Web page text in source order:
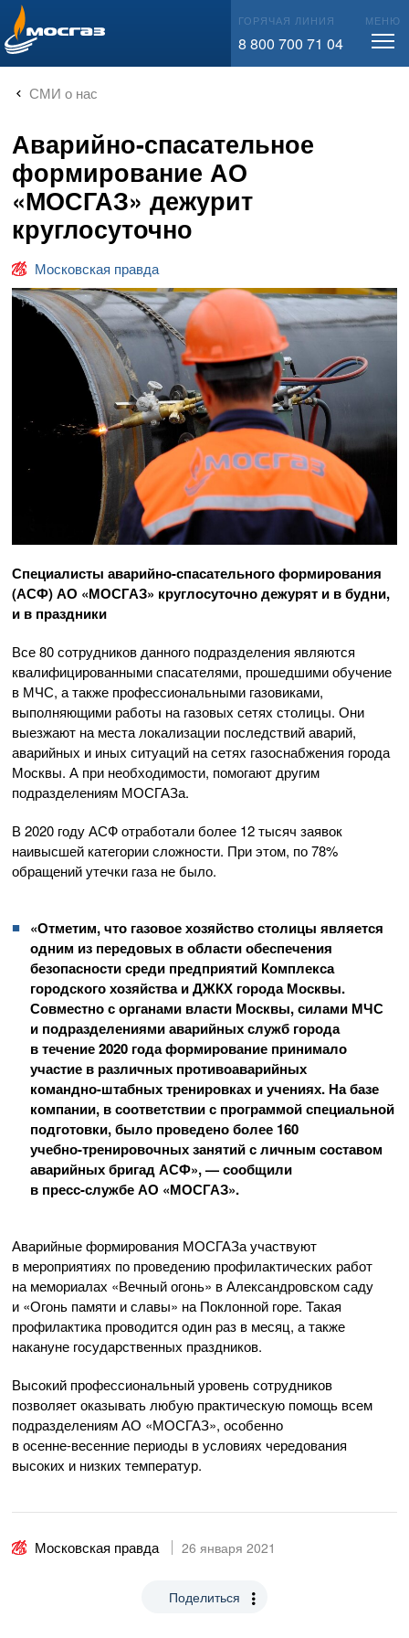
info@mos-gaz.ru ГОРЯЧАЯ ЛИНИЯ
8 800 700 71 04
МЕНЮ
СМИ о нас
Аварийно-спасательное
формирование АО
«МОСГАЗ» дежурит
круглосуточно
Московская правда
Специалисты аварийно-спасательногоформирования
(АСФ)АО «МОСГАЗ» круглосуточно дежурят и в будни,
и в праздники
Все 80 сотрудников данного подразделения являются
квалифицированными спасателями, прошедшими обучение
в МЧС, а также профессиональными газовиками,
выполняющими работы на газовых сетях столицы. Они
выезжают на места локализации последствий аварий,
аварийных и иных ситуаций на сетях газоснабжения города
Москвы. А при необходимости, помогают другим
подразделениям МОСГАЗа.
В 2020 году АСФ отработали более 12 тысяч заявок
наивысшей категории сложности. При этом, по 78%
обращений утечки газа не было.
«Отметим, что газовое хозяйство столицы является
одним из передовых в области обеспечения
безопасности среди предприятий Комплекса
городского хозяйства и ДЖКХ города Москвы.
Совместно с органами власти Москвы, силами МЧС
и подразделениями аварийных служб города
в течение 2020 года формирование принимало
участие в различных противоаварийных
командно-штабныхтренировках и учениях. На базе
компании, в соответствии с программой специальной
подготовки, было проведено более 160
учебно-тренировочныхзанятий с личным составом
аварийных бригад АСФ», — сообщили
в пресс-службеАО «МОСГАЗ».
Аварийные формирования МОСГАЗа участвуют
в мероприятиях по проведению профилактических работ
на мемориалах «Вечный огонь» в Александровском саду
и «Огонь памяти и славы» на Поклонной горе. Такая
профилактика проводится один раз в месяц, а также
накануне государственных праздников.
Высокий профессиональный уровень сотрудников
позволяет оказывать любую практическую помощь всем
подразделениямАО «МОСГАЗ», особенно
восенне-весенние периоды в условиях чередования
высоких и низких температур.
Московская правда 26 января 2021
Поделиться